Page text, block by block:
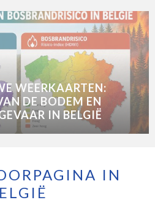
WEERKAARTEN:
DE BODEM EN
IN BELGIË
IN